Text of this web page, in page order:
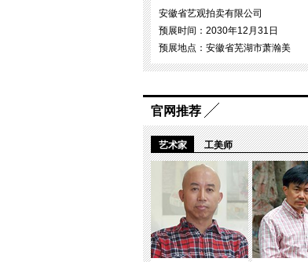
安徽省艺观拍卖有限公司
预展时间：2030年12月31日
预展地点：安徽省芜湖市萧瀚美
官网推荐
艺术家 工美师